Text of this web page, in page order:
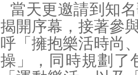
當天更邀請到知
揭開序幕，接著參
呼「擁抱樂活時尚
操」，同時規劃了